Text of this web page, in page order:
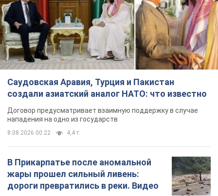
Саудовская Аравия, Турция и Пакистан
создали азиатский аналог НАТО: что известно
Договор предусматривает взаимную поддержку в случае
нападения на одно из государств
8.08.2026 00:22 4,4 т.
В Прикарпатье после аномальной
жары прошел сильный ливень:
дороги превратились в реки. Видео